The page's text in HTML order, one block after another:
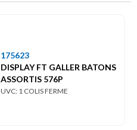
175623
DISPLAY FT GALLER BATONS
ASSORTIS 576P
UVC: 1 COLIS FERME